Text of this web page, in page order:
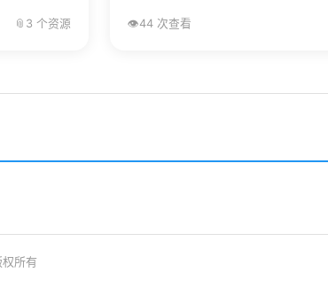
📎 3 个资源 👁️44 次查看
所有